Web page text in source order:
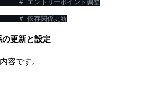
# エントリーポイント調整
# 依存関係更新
更新と設定
容です。